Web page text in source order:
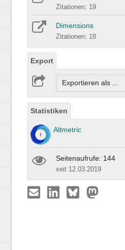
Zitationen: 19
Dimensions
Zitationen: 18
Export
Exportieren als ...
Statistiken
Altmetric
Seitenaufrufe: 144
seit 12.03.2019